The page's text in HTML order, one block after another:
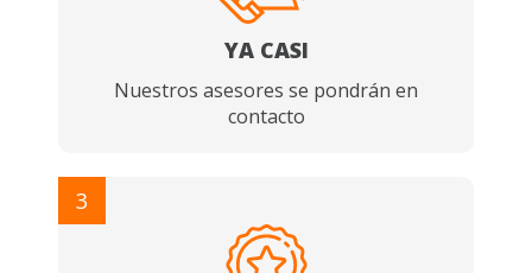
YA CASI
Nuestros asesores se pondrán en
contacto
3